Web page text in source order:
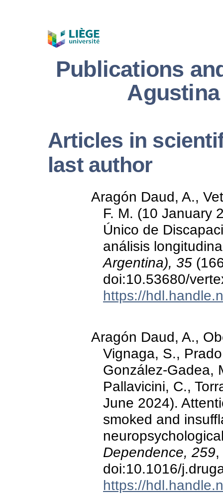
Publications
Articles in
last author
Aragón Daud, A.,
F. M. (10 January
Único de
análisis
Argentina), 35
doi:10.53680/
https://
Aragón Daud, A.,
Vignaga, S.,
González-Gadea,
Pallavicini, C.,
June 2024).
smoked and
Dependence, 259
doi:10.1016/
https://